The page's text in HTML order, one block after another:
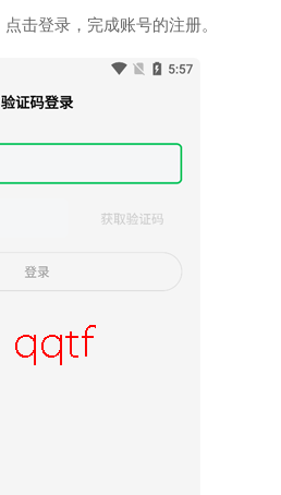
击登录，完成账号的注册。